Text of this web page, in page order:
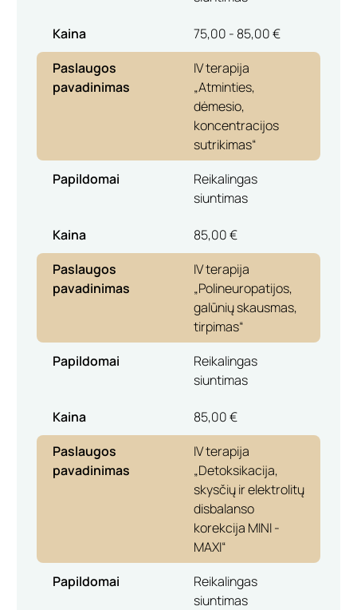
Kaina
75,00 - 85,00 €
Paslaugos
pavadinimas
IV terapija
„Atminties,
dėmesio,
koncentracijos
sutrikimas“
Papildomai
Reikalingas
siuntimas
Kaina
85,00 €
Paslaugos
pavadinimas
IV terapija
„Polineuropatijos,
galūnių skausmas,
tirpimas“
Papildomai
Reikalingas
siuntimas
Kaina
85,00 €
Paslaugos
pavadinimas
IV terapija
„Detoksikacija,
skysčių ir elektrolitų
disbalanso
korekcija MINI -
MAXI“
Papildomai
Reikalingas
siuntimas